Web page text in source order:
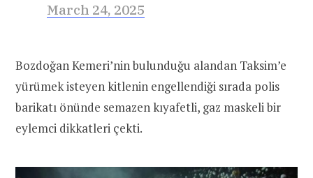
March 24, 2025
Bozdoğan Kemeri’nin bulunduğu alandan Taksim’e
yürümek isteyen kitlenin engellendiği sırada polis
barikatı önünde semazen kıyafetli, gaz maskeli bir
eylemci dikkatleri çekti.